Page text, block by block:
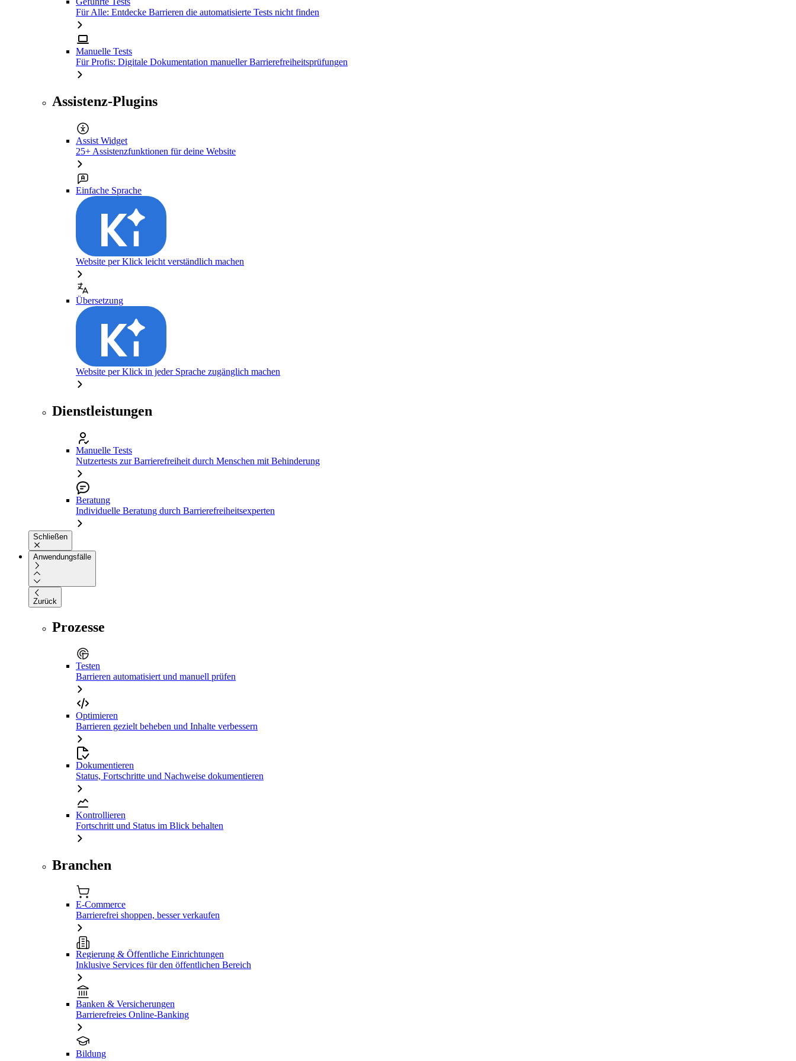
Für Alle: Entdecke Barrieren die automatisierte Tests nicht finden
Manuelle Tests
Für Profis: Digitale Dokumentation manueller Barrierefreiheitsprüfungen
Assistenz-Plugins
Assist Widget
25+ Assistenzfunktionen für deine Website
Einfache Sprache
Website per Klick leicht verständlich machen
Übersetzung
Website per Klick in jeder Sprache zugänglich machen
Dienstleistungen
Manuelle Tests
Nutzertests zur Barrierefreiheit durch Menschen mit Behinderung
Beratung
Individuelle Beratung durch Barrierefreiheitsexperten
Schließen
Anwendungsfälle
Zurück
Prozesse
Testen
Barrieren automatisiert und manuell prüfen
Optimieren
Barrieren gezielt beheben und Inhalte verbessern
Dokumentieren
Status, Fortschritte und Nachweise dokumentieren
Kontrollieren
Fortschritt und Status im Blick behalten
Branchen
E-Commerce
Barrierefrei shoppen, besser verkaufen
Regierung & Öffentliche Einrichtungen
Inklusive Services für den öffentlichen Bereich
Banken & Versicherungen
Barrierefreies Online-Banking
Bildung